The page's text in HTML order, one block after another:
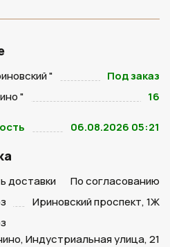
"
Под заказ
"
16
06.08.2026 05:21
доставки
По согласованию
Ириновский проспект, 1Ж
Индустриальная улица, 21